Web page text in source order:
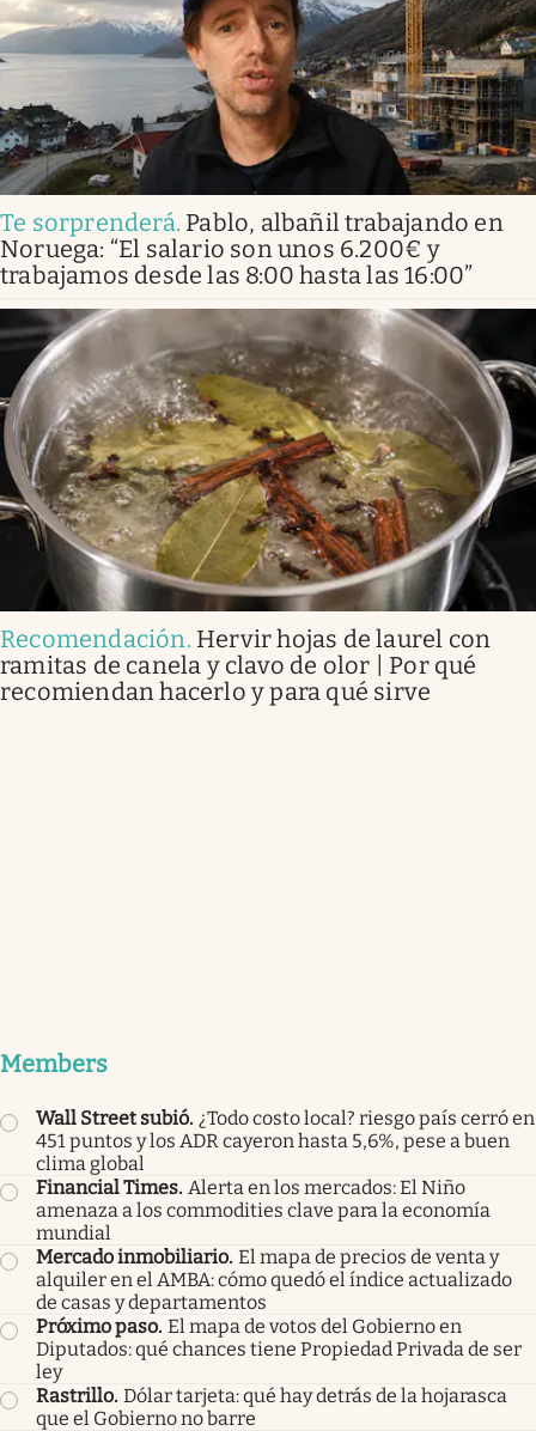
Te sorprenderá. Pablo, albañil trabajando en
Noruega: “El salario son unos 6.200€ y
trabajamos desde las 8:00 hasta las 16:00”
Recomendación. Hervir hojas de laurel con
ramitas de canela y clavo de olor | Por qué
recomiendan hacerlo y para qué sirve
Members
Wall Street subió. ¿Todo costo local? riesgo país cerró en
451 puntos y los ADR cayeron hasta 5,6%, pese a buen
clima global
Financial Times. Alerta en los mercados: El Niño
amenaza a los commodities clave para la economía
mundial
Mercado inmobiliario. El mapa de precios de venta y
alquiler en el AMBA: cómo quedó el índice actualizado
de casas y departamentos
Próximo paso. El mapa de votos del Gobierno en
Diputados: qué chances tiene Propiedad Privada de ser
ley
Rastrillo. Dólar tarjeta: qué hay detrás de la hojarasca
que el Gobierno no barre